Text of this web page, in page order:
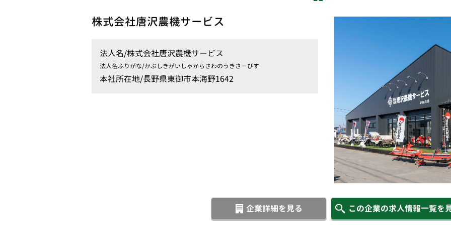
株式会社唐沢農機サービス
法人名/株式会社唐沢農機サービス
法人名ふりがな/かぶしきがいしゃからさわのうきさーびす
本社所在地/長野県東御市本海野1642
企業詳細を見る この企業の求人情報一覧を